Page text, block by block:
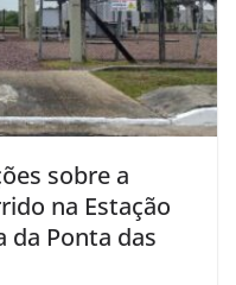
sobre a
na Estação
da Ponta das